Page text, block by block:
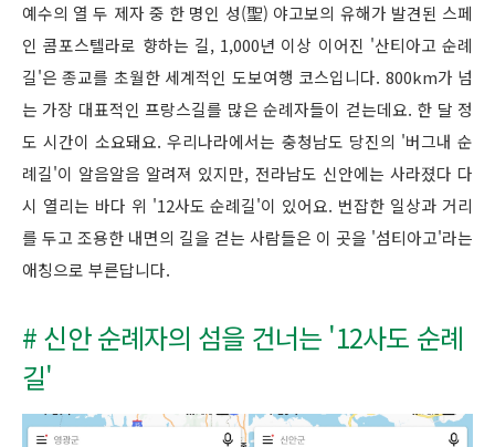
예수의 열 두 제자 중 한 명인 성(聖) 야고보의 유해가 발견된 스페
인 콤포스텔라로 향하는 길, 1,000년 이상 이어진 '산티아고 순례
길'은 종교를 초월한 세계적인 도보여행 코스입니다. 800km가 넘
는 가장 대표적인 프랑스길를 많은 순례자들이 걷는데요. 한 달 정
도 시간이 소요돼요. 우리나라에서는 충청남도 당진의 '버그내 순
례길'이 알음알음 알려져 있지만, 전라남도 신안에는 사라졌다 다
시 열리는 바다 위 '12사도 순례길'이 있어요. 번잡한 일상과 거리
를 두고 조용한 내면의 길을 걷는 사람들은 이 곳을 '섬티아고'라는
애칭으로 부른답니다.
# 신안 순례자의 섬을 건너는 '12사도 순례
길'